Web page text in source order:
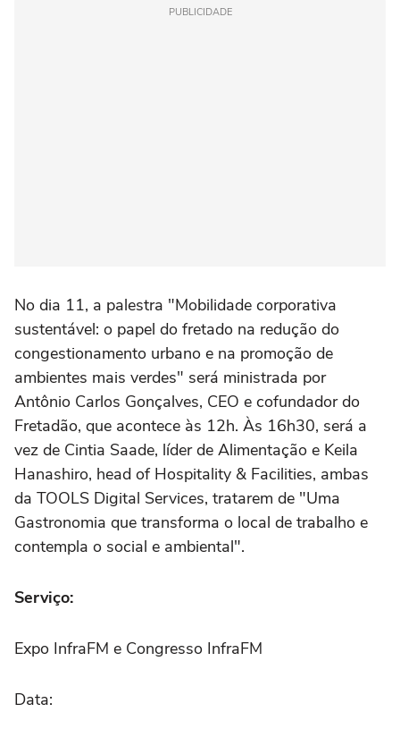
PUBLICIDADE
No dia 11, a palestra "Mobilidade corporativa
sustentável: o papel do fretado na redução do
congestionamento urbano e na promoção de
ambientes mais verdes" será ministrada por
Antônio Carlos Gonçalves, CEO e cofundador do
Fretadão, que acontece às 12h. Às 16h30, será a
vez de Cintia Saade, líder de Alimentação e Keila
Hanashiro, head of Hospitality & Facilities, ambas
da TOOLS Digital Services, tratarem de "Uma
Gastronomia que transforma o local de trabalho e
contempla o social e ambiental".
Serviço:
Expo InfraFM e Congresso InfraFM
Data: